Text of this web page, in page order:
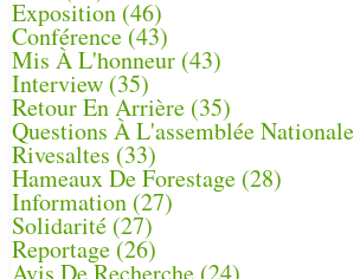
Exposition (46)
Conférence(43)
Mis À L'honneur (43)
Interview (35)
Retour En Arrière (35)
Questions À L'assemblée Nationale
Rivesaltes (33)
Hameaux De Forestage (28)
Information (27)
Solidarité (27)
Reportage(26)
Avis De Recherche (24)